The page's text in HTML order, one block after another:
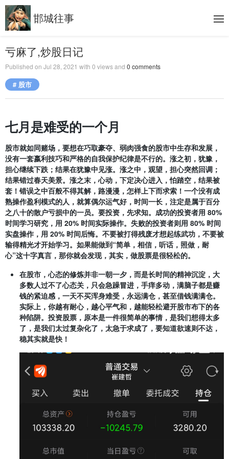
邯城往事
亏麻了,炒股日记
Published on Jul 28, 2021 with 0 views and 0 comments
# 股市
七月是难受的一个月
股市就如同赌场，要想在巧取豪夺、弱肉强食的股市中生存和发展，
没有一套嬴利技巧和严格的自我保护纪律是不行的。涨之初，犹豫，
担心继续下跌；结果在犹豫中见涨。涨之中，观望，担心突然回调；
结果错过春天美景。涨之末，心动，下定决心进入，怕踏空，结果被
套！错误之中百般不得其解，路漫漫，怎样上下而求索！一个没有成
熟操作盈利模式的人，就算偶尔运气好，时间一长，注定是属于百分
之八十的散户亏损中的一员。要投资，先求知。成功的投资者用 80%
时间学习研究，用 20% 时间实际操作。失败的投资者则用 80% 时间
实盘操作，用 20% 时间后悔。不要被打得残废才想起练武功，不要被
输得精光才开始学习。如果能做到“简单，相信，听话，照做，耐
心”这十字真言，那你就会发现，其实，做股票是很轻松的。
在股市，心态的修炼并非一朝一夕，而是长时间的精神沉淀，大
多数人过不了心态关，只会急躁冒进，手痒多动，满脑子都是赚
钱的紧迫感，一天不买浑身难受，永远满仓，甚至借钱满满仓。
实际上，你越有耐心，越心平气和，越能轻松避开股市布下的各
种陷阱。投资股票，原本是一件很简单的事情，是我们想得太多
了，是我们太过复杂化了，太急于求成了，要知道欲速则不达，
稳其实就是快！